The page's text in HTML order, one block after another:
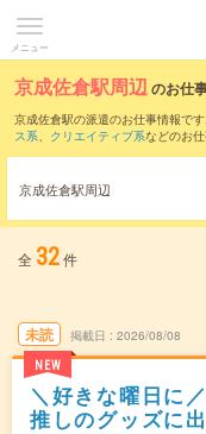
メニュー
京成佐倉駅周辺のお仕
京成佐倉駅の派遣のお仕事情報です
ス系、 クリエイティブ系などのお
また、成田駅・勝田台駅
ご確認いただけます。
京成佐倉駅周辺
全 32件
未読
NEW
掲載日 2026/08/08
＼好きな曜日に
推しのグッズに